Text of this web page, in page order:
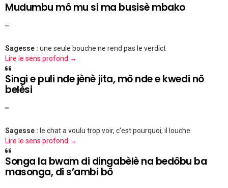
Mudumbu mô mu si ma busisè mbako
""
Sagesse : une seule bouche ne rend pas le verdict
Lire le sens profond →
Singi e puli nde jènè jita, mô nde e kwedi nô
belèsi
""
Sagesse : le chat a voulu trop voir, c'est pourquoi, il louche
Lire le sens profond →
Songa la bwam di dingabèlè na bedôbu ba
masonga, di s’ambi bô